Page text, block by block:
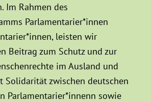
Im Rahmen des
Parlamentarier*innen
leisten wir
Beitrag zum Schutz und zur
im Ausland und
Solidarität zwischen deutschen
Parlamentarier*innenn sowie